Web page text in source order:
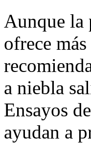
Aunque la
ofrece
a niebla
Ensayos
ayudan a